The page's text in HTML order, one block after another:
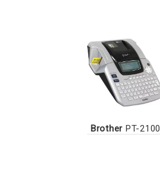
Brother PT-2100